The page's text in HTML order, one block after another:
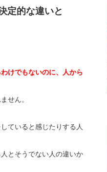
定的な違いと
けでもないのに、人から
せん。
ていると感じたりする人
とそうでない人の違いか